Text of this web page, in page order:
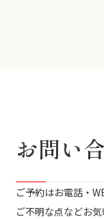
お問い
ご予約はお電話・
ご不明な点などお